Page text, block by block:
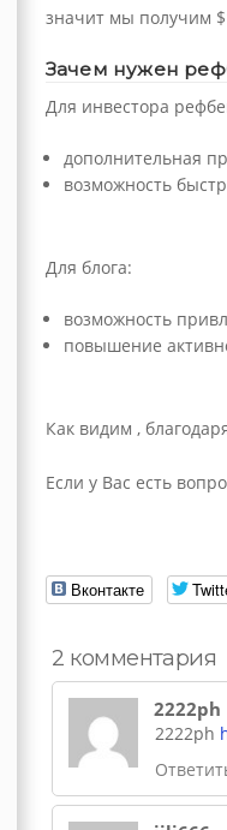
значит мы получим
Зачем нужен
Для инвестора
дополнительная
возможность
Для блога:
возможность
повышение
Как видим ,
Если у Вас есть
Вконтакте
2 комментария
2222ph
2222ph